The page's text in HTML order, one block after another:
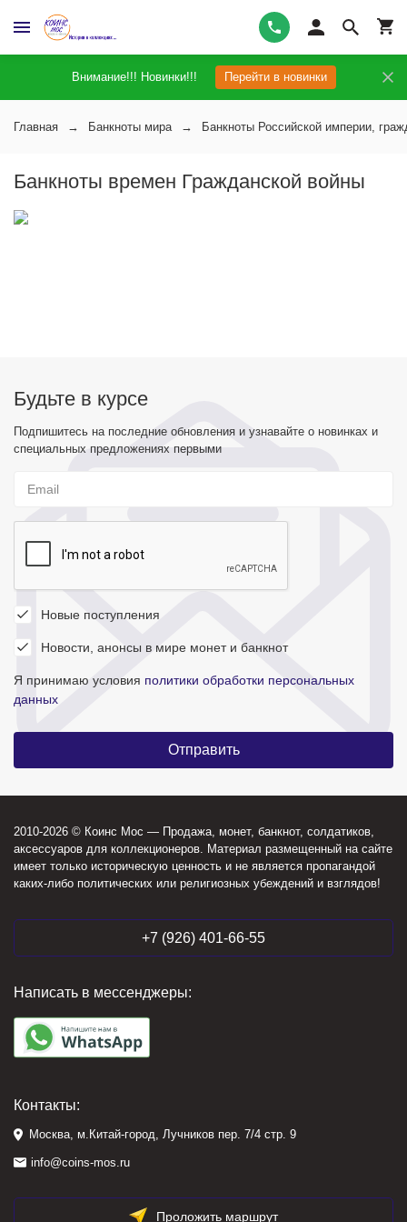
Внимание!!! Новинки!!! Перейти в новинки
Главная Банкноты мира Банкноты Российской империи,
Банкноты времен Гражданской войны
Будьте в курсе
Подпишитесь на последние обновления и узнавайте о новинках и
специальных предложениях первыми
Новые поступления
Новости, анонсы в мире монет и банкнот
Я принимаю условия политики обработки персональных
данных
2010-2026 © Коинс Мос — Продажа, монет, банкнот, солдатиков,
аксессуаров для коллекционеров. Материал размещенный на сайте
имеет только историческую ценность и не является пропагандой
каких-либо политических или религиозных убеждений и взглядов!
+7 (926) 401-66-55
Написать в мессенджеры:
Контакты:
Москва, м.Китай-город, Лучников пер. 7/4 стр. 9
info@coins-mos.ru
Проложить маршрут